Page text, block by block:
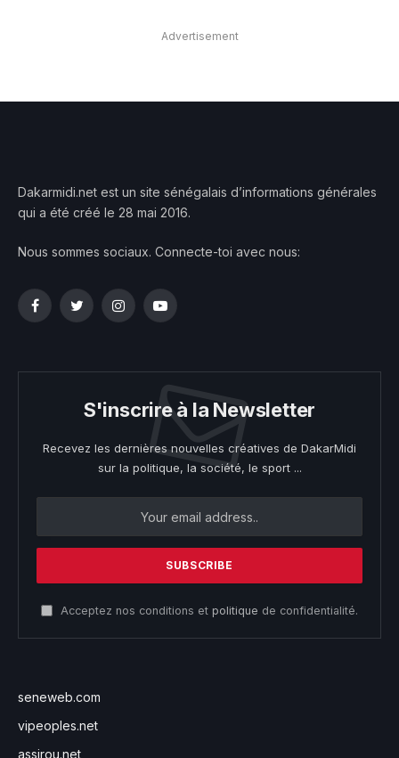
Advertisement
Dakarmidi.net est un site sénégalais d’informations générales
qui a été créé le 28 mai 2016.
Nous sommes sociaux. Connecte-toi avec nous:
FacebookTwitterInstagramYouTube
S'inscrire à la Newsletter
Recevez les dernières nouvelles créatives de DakarMidi
sur la politique, la société, le sport ...
Acceptez nos conditions et politique de confidentialité.
seneweb.com
vipeoples.net
assirou.net